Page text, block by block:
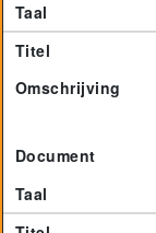
Taal
Titel
Omschrijving
Document
Taal